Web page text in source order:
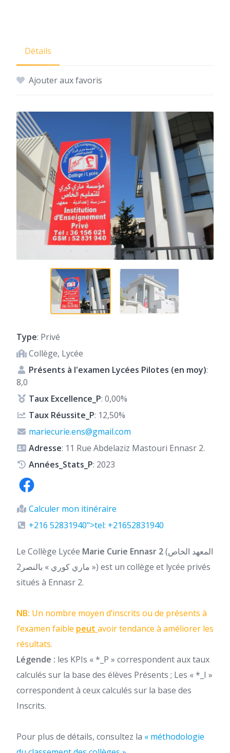
Détails
Ajouter aux favoris
Type: Privé
Collège, Lycée
Présents à l'examen Lycées Pilotes (en moy):
8,0
Taux Excellence_P: 0,00%
Taux Réussite_P: 12,50%
mariecurie.ens@gmail.com
Adresse: 11 Rue Abdelaziz Mastouri Ennasr 2.
Années_Stats_P: 2023
Calculer mon itinéraire
+216 52831940">tel: +21652831940
Le Collège Lycée Marie Curie Ennasr 2(المعهد الخاص
« ماري كوري » بالنصر2) est un collège et lycée privés
situés à Ennasr 2.
NB: Un nombre moyen d’inscrits ou de présents à
l’examen faible peut avoir tendance à améliorer les
résultats.
Légende : les KPIs « *_P » correspondent aux taux
calculés sur la base des élèves Présents ; Les « *_I »
correspondent à ceux calculés sur la base des
Inscrits.
Pour plus de détails, consultez la « méthodologie